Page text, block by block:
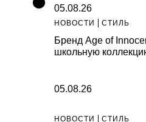
05.08.26
НОВОСТИ СТИЛЬ
Бренд Age of
школьную
05.08.26
НОВОСТИ СТИЛЬ